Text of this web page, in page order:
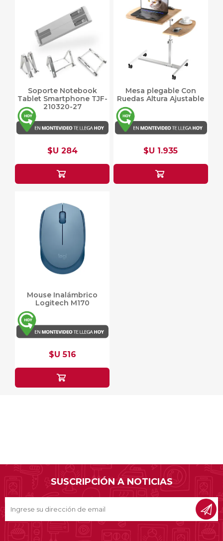
Soporte Notebook
Tablet Smartphone TJF-
210320-27
$U 284
Mesa plegable Con
Ruedas Altura Ajustable
$U 1.935
Mouse Inalámbrico
Logitech M170
$U 516
SUSCRIPCIÓN A NOTICIAS